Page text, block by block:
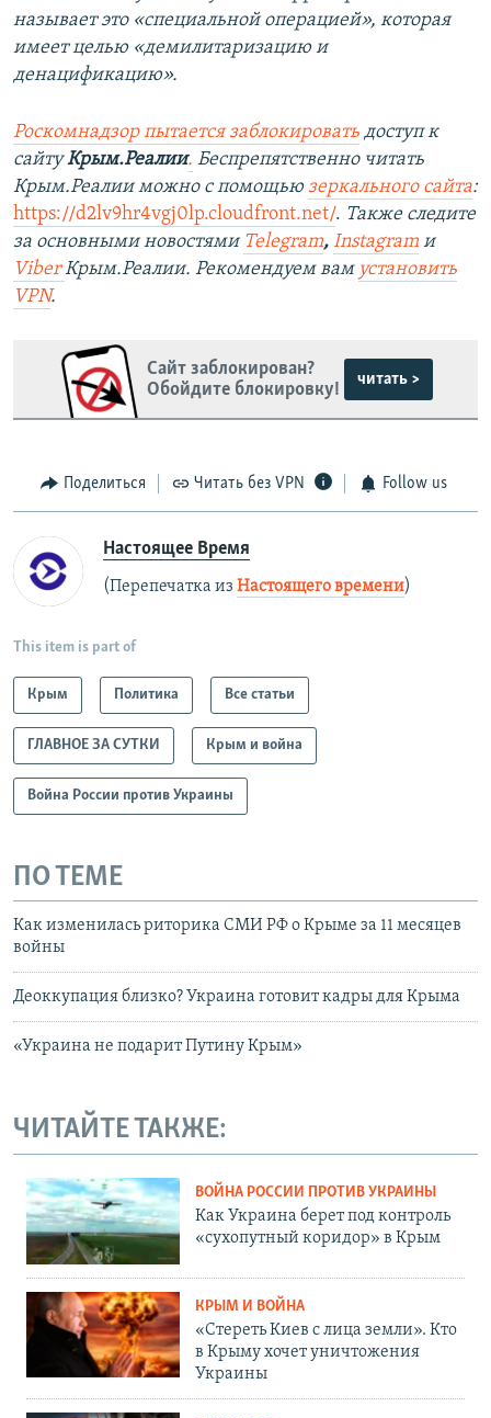
называет это «специальной операцией», которая
имеет целью «демилитаризацию и
денацификацию».
Роскомнадзор пытается заблокировать доступ к
сайтуКрым.Реалии. Беспрепятственно читать
Крым.Реалии можно с помощью зеркального сайта:
https://d2lv9hr4vgj0lp.cloudfront.net/. Также следите
за основными новостями Telegram, Instagram и
ViberКрым.Реалии. Рекомендуем вам установить
VPN.
Сайт заблокирован?
Обойдите блокировку!
читать >
Поделиться Читать без VPN Follow us
Настоящее Время
(Перепечатка из Настоящего времени)
This item is part of
Крым Политика Все статьи
ГЛАВНОЕ ЗА СУТКИ Крым и война
Война России против Украины
ПО ТЕМЕ
Как изменилась риторика СМИ РФ о Крыме за 11 месяцев
войны
Деоккупация близко? Украина готовит кадры для Крыма
«Украина не подарит Путину Крым»
ЧИТАЙТЕ ТАКЖЕ:
ВОЙНА РОССИИ ПРОТИВ УКРАИНЫ
Как Украина берет под контроль
«сухопутный коридор» в Крым
КРЫМ И ВОЙНА
«Стереть Киев с лица земли». Кто
в Крыму хочет уничтожения
Украины